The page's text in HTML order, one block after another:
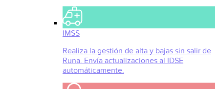
IMSS
Realiza la gestión de alta y bajas sin salir de
Runa. Envía actualizaciones al IDSE
automáticamente.